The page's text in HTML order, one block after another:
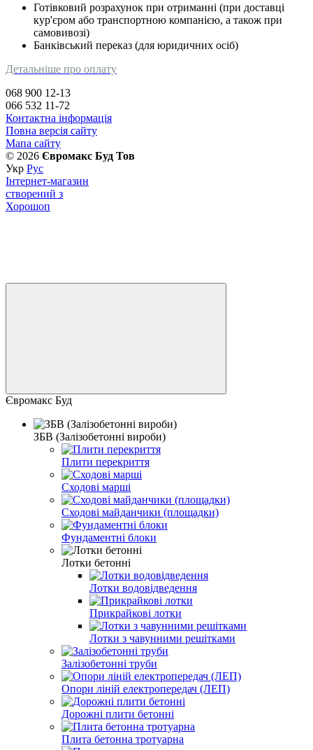
Готівковий розрахунок при отриманні (при доставці
кур'єром або транспортною компанією, а також при
самовивозі)
Банківський переказ (для юридичних осіб)
Детальніше про оплату
068 900 12-13
066 532 11-72
Контактна інформація
Повна версія сайту
Мапа сайту
© 2026 Євромакс Буд Тов
Укр Рус
Інтернет-магазин
створений з
Хорошоп
Євромакс Буд
ЗБВ (Залізобетонні вироби)
Плити перекриття
Сходові марші
Сходові майданчики (площадки)
Фундаментні блоки
Лотки бетонні
Лотки водовідведення
Прикрайкові лотки
Лотки з чавунними решітками
Залізобетонні труби
Опори ліній електропередач (ЛЕП)
Дорожні плити бетонні
Плита бетонна тротуарна